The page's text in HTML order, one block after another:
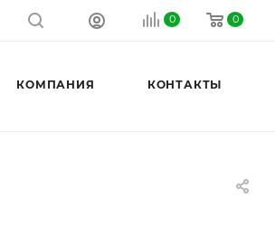
0 0
КОМПАНИЯ КОНТАКТЫ